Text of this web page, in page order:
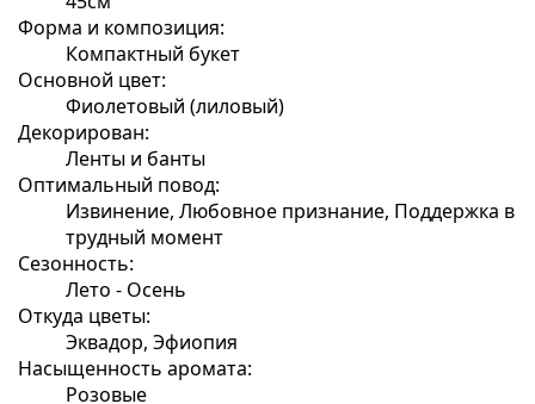
Форма и композиция:
Компактный букет
Основной цвет:
Фиолетовый (лиловый)
Декорирован:
Ленты и банты
Оптимальный повод:
Извинение, Любовное признание, Поддержка в
трудный момент
Сезонность:
Лето - Осень
Откуда цветы:
Эквадор, Эфиопия
Насыщенность аромата:
Розовые